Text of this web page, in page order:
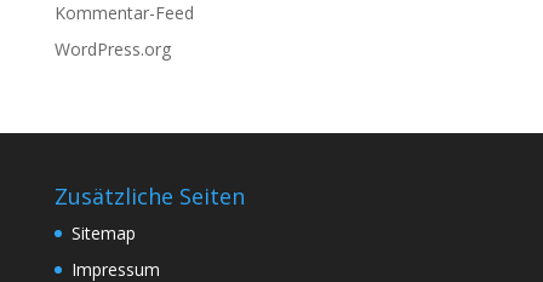
Kommentar-Feed
WordPress.org
Zusätzliche Seiten
Sitemap
Impressum